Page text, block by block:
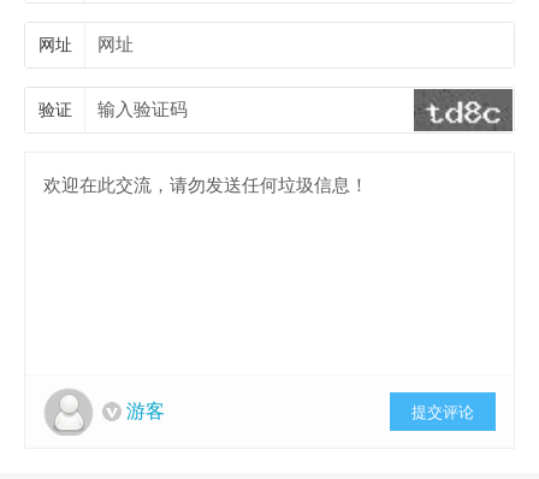
网址
验证
游客 提交评论